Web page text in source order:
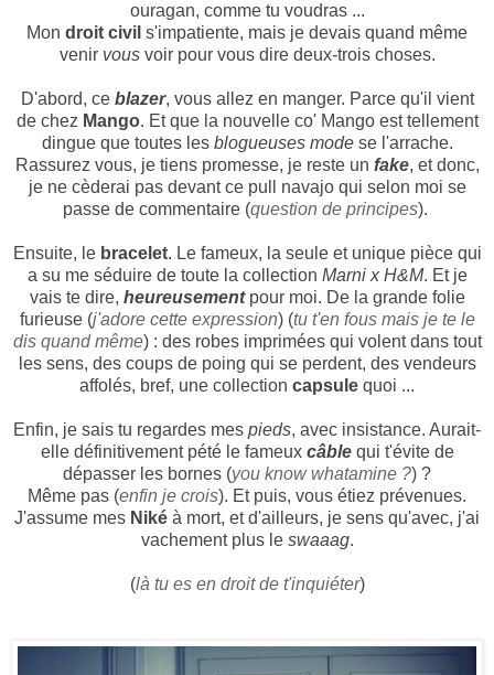
ouragan, comme tu voudras ...
Mon droit civil s'impatiente, mais je devais quand même
venir vousvoir pour vous dire deux-trois choses.
D'abord, ce blazer, vous allez en manger. Parce qu'il vient
de chez Mango. Et que la nouvelle co' Mango est tellement
dingue que toutes les blogueuses modese l'arrache.
Rassurez vous, je tiens promesse, je reste un fake, et donc,
je ne cèderai pas devant ce pull navajo qui selon moi se
passe de commentaire (question de principes).
Ensuite, le bracelet. Le fameux, la seule et unique pièce qui
a su me séduire de toute la collection Marni x H&M. Et je
vais te dire, heureusementpour moi. De la grande folie
furieuse (j'adore cette expression) (tu t'en fous mais je te le
dis quand même) : des robes imprimées qui volent dans tout
les sens, des coups de poing qui se perdent, des vendeurs
affolés, bref, une collection capsule quoi ...
Enfin, je sais tu regardes mes pieds, avec insistance. Aurait-
elle définitivement pété le fameux câblequi t'évite de
dépasser les bornes (you know whatamine ?) ?
Même pas (enfin je crois). Et puis, vous étiez prévenues.
J'assume mes Niké à mort, et d'ailleurs, je sens qu'avec, j'ai
vachement plus leswaaag.
(là tu es en droit de t'inquiéter)